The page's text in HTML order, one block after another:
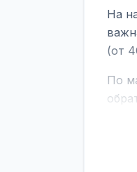
На
(от
По
В